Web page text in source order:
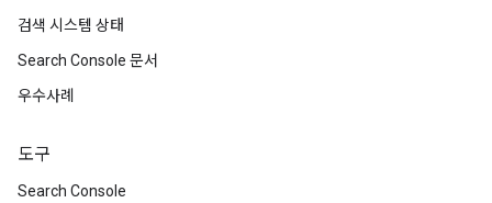
검색 시스템 상태
Search Console 문서
우수사례
도구
Search Console